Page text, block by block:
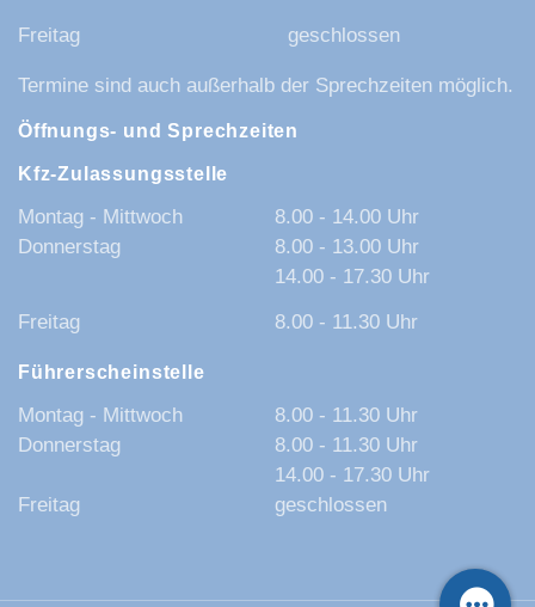
Freitag
geschlossen
Termine sind auch außerhalb der Sprechzeiten möglich.
Öffnungs- und Sprechzeiten
Kfz-Zulassungsstelle
Montag - Mittwoch
8.00 - 14.00 Uhr
Donnerstag
8.00 - 13.00 Uhr
14.00 - 17.30 Uhr
Freitag
8.00 - 11.30 Uhr
Führerscheinstelle
Montag - Mittwoch
8.00 - 11.30 Uhr
Donnerstag
8.00 - 11.30 Uhr
14.00 - 17.30 Uhr
Freitag
geschlossen